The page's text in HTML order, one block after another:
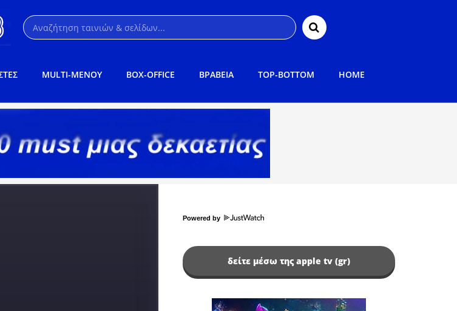
MULTI-ΜΕΝΟΥ BOX-OFFICE ΒΡΑΒΕΙΑ TOP-BOTTOM HOME
Powered by
δείτε μέσω της apple tv (gr)